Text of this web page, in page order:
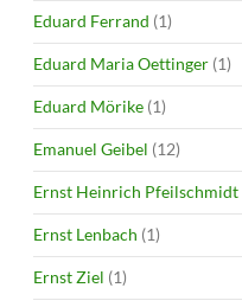
Eduard Ferrand (1)
Eduard Maria Oettinger (1)
Eduard Mörike (1)
Emanuel Geibel (12)
Ernst Heinrich Pfeilschmidt
Ernst Lenbach (1)
Ernst Ziel (1)